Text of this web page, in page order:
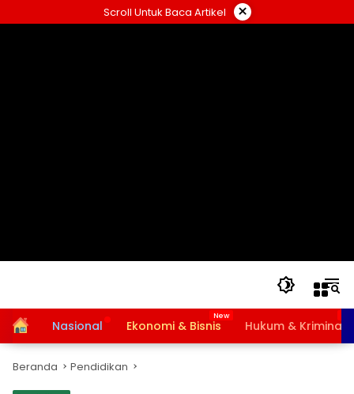
ke
Scroll Untuk Baca Artikel ×
HomeNasional Ekonomi & Bisnis Hukum & Kriminal
Beranda Pendidikan